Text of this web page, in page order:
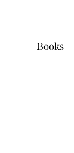
Books